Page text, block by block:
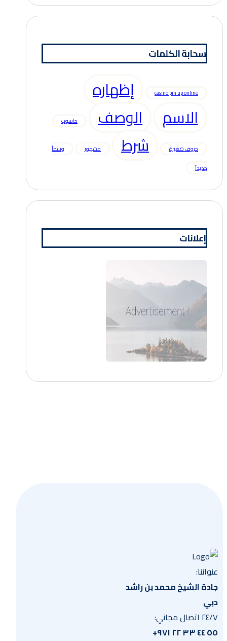
سحابة الكلمات
casino pin up online
إظهاره
الاسم
الوصف حاسوب
حروف صغيرة شرط مشهور
وسماً
جديداً
إعلانات
عنواننا:
جادة الشيخ محمد بن راشد
دبي
٢٤/٧ اتصال مجاني:
٥٥ ٤٤ ٣٣ ٢٢ ٩٧١+